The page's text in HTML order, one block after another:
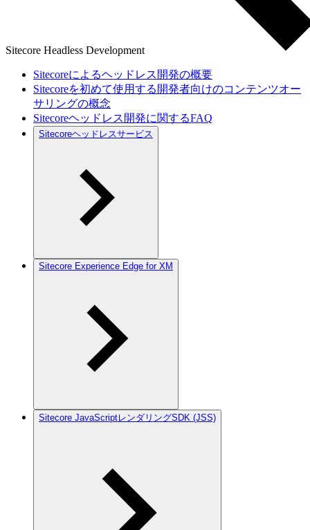
Sitecore Headless Development
Sitecoreによるヘッドレス開発の概要
Sitecoreを初めて使用する開発者向けのコンテンツオー
サリングの概念
Sitecoreヘッドレス開発に関するFAQ
Sitecoreヘッドレスサービス
Sitecore Experience Edge for XM
Sitecore JavaScriptレンダリングSDK (JSS)